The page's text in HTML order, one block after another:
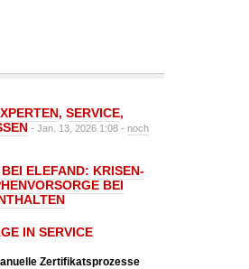
, SERVICE,
- Jan. 13, 2026 1:08 - noch
ELEFAND: KRISEN-
BEI
IN SERVICE
Zertifikatsprozesse